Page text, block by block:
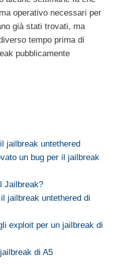
operativo necessari per
già stati trovati, ma
tempo prima di
pubblicamente
jailbreak untethered
un bug per il jailbreak
Jailbreak?
jailbreak untethered di
exploit per un jailbreak di
di A5